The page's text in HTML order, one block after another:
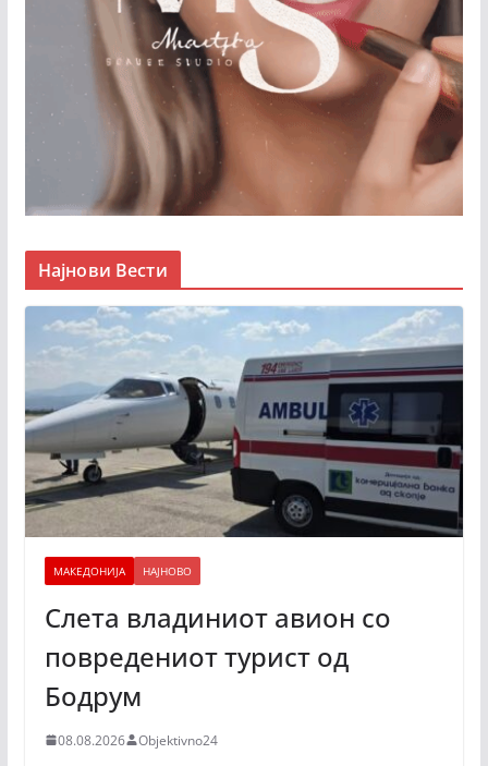
Најнови Вести
МАКЕДОНИЈА НАЈНОВО
Слета владиниот авион со
повредениот турист од
Бодрум
08.08.2026 Objektivno24